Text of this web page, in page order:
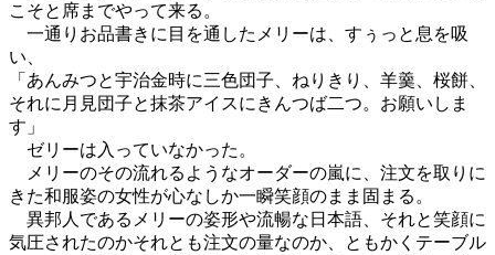
こそと席までやって来る。
一通りお品書きに目を通したメリーは、すぅっと息を吸
い、
「あんみつと宇治金時に三色団子、ねりきり、羊羹、桜餅、
それに月見団子と抹茶アイスにきんつば二つ。お願いしま
す」
ゼリーは入っていなかった。
メリーのその流れるようなオーダーの嵐に、注文を取りに
きた和服姿の女性が心なしか一瞬笑顔のまま固まる。
異邦人であるメリーの姿形や流暢な日本語、それと笑顔に
気圧されたのかそれとも注文の量なのか、ともかくテーブル